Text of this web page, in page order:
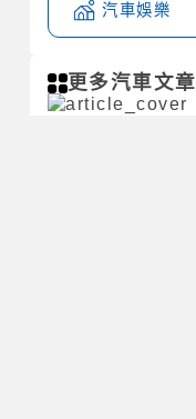
汽車娛樂
更多汽車文章